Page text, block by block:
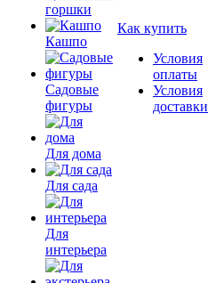
горшки
Кашпо
Садовые
фигуры
Для дома
Для сада
Для
интерьера
Как купить
Условия
оплаты
Условия
доставки